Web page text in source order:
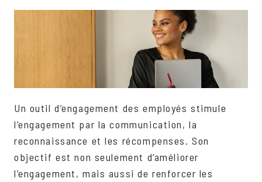
Un outil d’engagement des employés stimule
l’engagement par la communication, la
reconnaissance et les récompenses. Son
objectif est non seulement d’améliorer
l’engagement, mais aussi de renforcer les